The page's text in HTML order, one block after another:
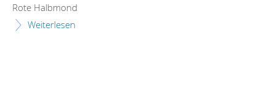
Rote Halbmond
Weiterlesen